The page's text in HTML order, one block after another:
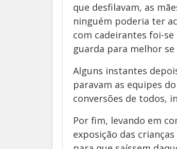
que desfilavam, as
ninguém poderia ter
com cadeirantes foi-
guarda para melhor
Alguns instantes
paravam as equipes
conversões de todos,
Por fim, levando em
exposição das